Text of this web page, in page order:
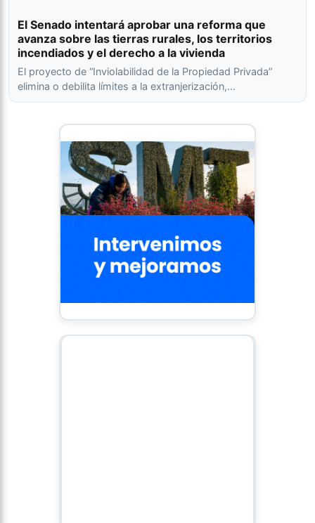
El Senado intentará aprobar una reforma que
avanza sobre las tierras rurales, los territorios
incendiados y el derecho a la vivienda
El proyecto de “Inviolabilidad de la Propiedad Privada”
elimina o debilita límites a la extranjerización,…